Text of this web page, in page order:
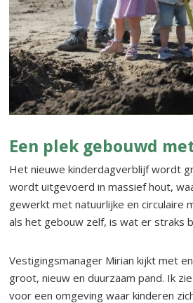
Een plek gebouwd
Het nieuwe kinderdagverblijf wordt
wordt uitgevoerd in massief hout,
gewerkt met natuurlijke en circulaire
als het gebouw zelf, is wat er straks
Vestigingsmanager Mirian kijkt met
groot, nieuw en duurzaam pand. Ik
voor een omgeving waar kinderen